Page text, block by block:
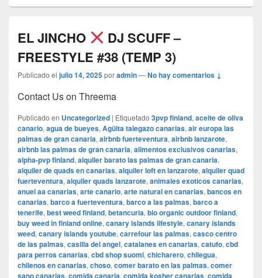
EL JINCHO
DJ SCUFF –
FREESTYLE #38 (TEMP 3)
Publicado el julio 14, 2025poradmin—No hay comentarios ↓
Contact Us on Threema
Publicado en Uncategorized | Etiquetado 3pvp finland, aceite de oliva
canario, agua de bueyes, Agüita talegazo canarias, air europa las
palmas de gran canaria, airbnb fuerteventura, airbnb lanzarote,
airbnb las palmas de gran canaria, alimentos exclusivos canarias,
alpha-pvp finland, alquiler barato las palmas de gran canaria,
alquiler de quads en canarias, alquiler loft en lanzarote, alquiler quad
fuerteventura, alquiler quads lanzarote, animales exoticos canarias,
anuel aa canarias, arte canario, arte natural en canarias, bancos en
canarias, barco a fuerteventura, barco a las palmas, barco a
tenerife, best weed finland, betancuria, bio organic outdoor finland,
buy weed in finland online, canary islands lifestyle, canary islands
weed, canary islands youtube, carrefour las palmas, casco centro
de las palmas, casilla del angel, catalanes en canarias, catufo, cbd
para perros canarias, cbd shop suomi, chicharero, chilegua,
chilenos en canarias, choso, comer barato en las palmas, comer
sano canarias, comida canaria, comida kosher canarias, comida